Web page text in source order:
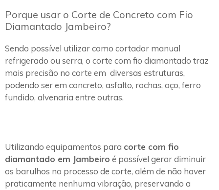
Porque usar o Corte de Concreto com Fio
Diamantado Jambeiro?
Sendo possível utilizar como cortador manual
refrigerado ou serra, o corte com fio diamantado traz
mais precisão no corte em diversas estruturas,
podendo ser em concreto, asfalto, rochas, aço, ferro
fundido, alvenaria entre outras.
Utilizando equipamentos para corte com fio
diamantado em Jambeiro é possível gerar diminuir
os barulhos no processo de corte, além de não haver
praticamente nenhuma vibração, preservando a